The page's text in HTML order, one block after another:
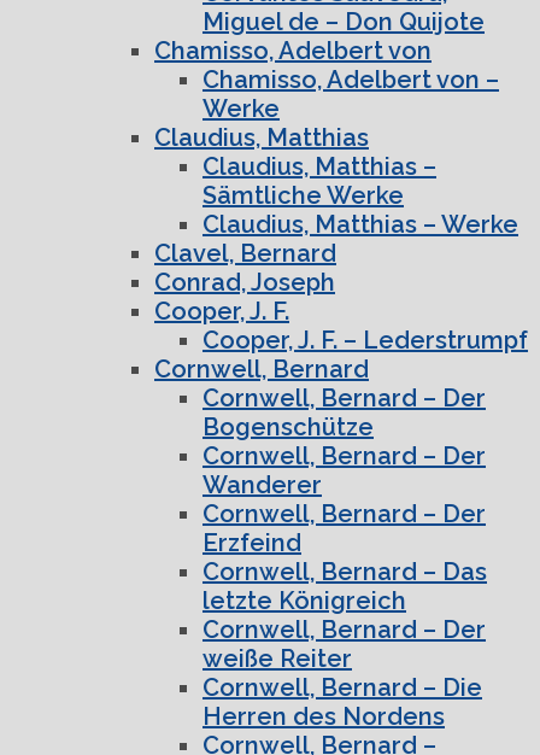
Miguel de – Don Quijote
Chamisso, Adelbert von
Chamisso, Adelbert von –
Werke
Claudius, Matthias
Claudius, Matthias –
Sämtliche Werke
Claudius, Matthias – Werke
Clavel, Bernard
Conrad, Joseph
Cooper, J. F.
Cooper, J. F. – Lederstrumpf
Cornwell, Bernard
Cornwell, Bernard – Der
Bogenschütze
Cornwell, Bernard – Der
Wanderer
Cornwell, Bernard – Der
Erzfeind
Cornwell, Bernard – Das
letzte Königreich
Cornwell, Bernard – Der
weiße Reiter
Cornwell, Bernard – Die
Herren des Nordens
Cornwell, Bernard –